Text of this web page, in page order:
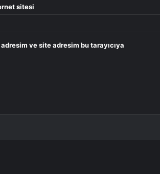
sitesi
ve site adresim bu tarayıcıya